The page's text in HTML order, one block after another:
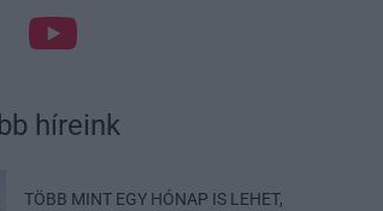
híreink
TÖBB MINT EGY HÓNAP IS LEHET,